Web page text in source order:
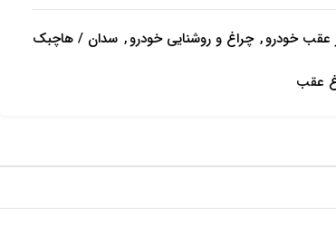
عقب خودرو, چراغ و روشنایی خودرو, سدان / هاچبک
عقب